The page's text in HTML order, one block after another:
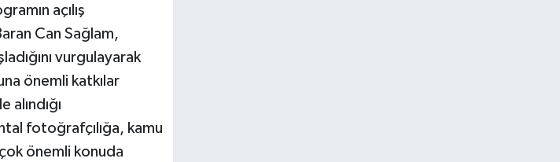
açılış
Can Sağlam,
vurgulayarak
önemli katkılar
fotoğrafçılığa, kamu
önemli konuda